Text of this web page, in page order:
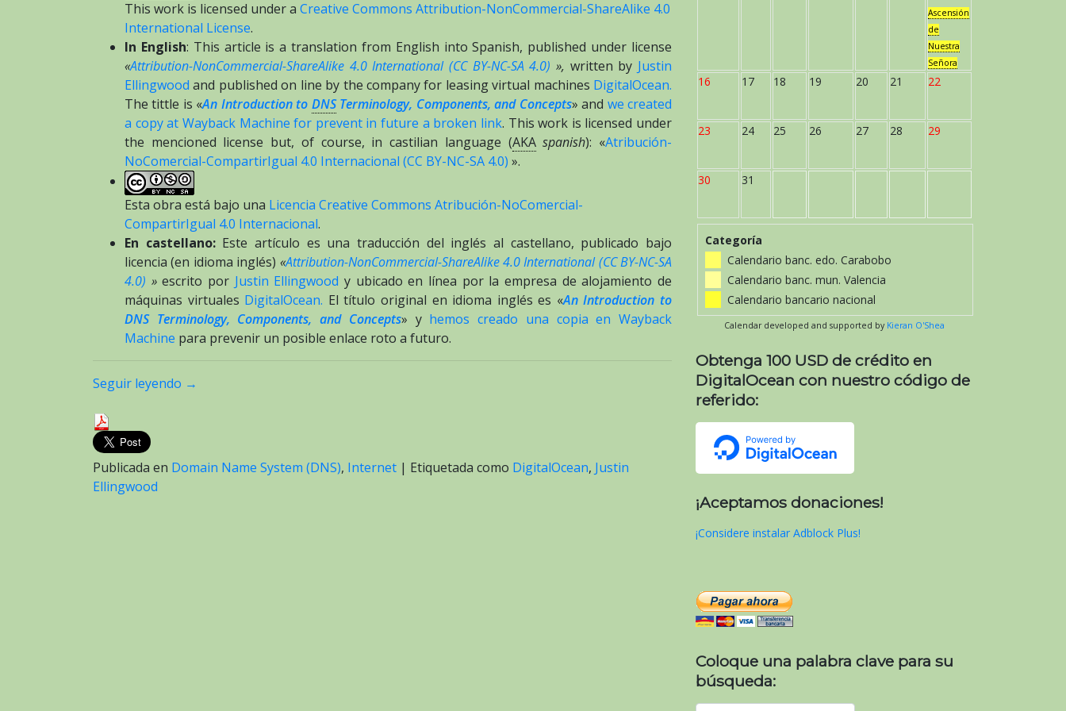
componentes
conceptos
de
DNS»
por
Justin
Ellingwood
This work is licensed under a Creative Commons Attribution-NonCommercial-ShareAlike 4.0
International License.
In English: This article is a translation from English into Spanish, published under license
«Attribution-NonCommercial-ShareAlike 4.0 International (CC BY-NC-SA 4.0) », written by Justin
Ellingwood and published on line by the company for leasing virtual machines DigitalOcean.
The tittle is «An Introduction to DNSTerminology, Components, and Concepts» and we created
a copy at Wayback Machine for prevent in future a broken link. This work is licensed under
the mencioned license but, of course, in castilian language (AKA spanish): «Atribución-
NoComercial-CompartirIgual 4.0 Internacional (CC BY-NC-SA 4.0) ».
Esta obra está bajo una Licencia Creative Commons Atribución-NoComercial-
CompartirIgual 4.0 Internacional.
En castellano: Este artículo es una traducción del inglés al castellano, publicado bajo
licencia (en idioma inglés) «Attribution-NonCommercial-ShareAlike 4.0 International (CC BY-NC-SA
4.0) »escrito por Justin Ellingwood y ubicado en línea por la empresa de alojamiento de
máquinas virtuales DigitalOcean. El título original en idioma inglés es «An Introduction to
DNS Terminology, Components, and Concepts» y hemos creado una copia en Wayback
Machine para prevenir un posible enlace roto a futuro.
Seguir leyendo →
Publicada en Domain Name System (DNS), Internet | Etiquetada como DigitalOcean, Justin
Ellingwood
Ascensión
de
Nuestra
Señora
16 17 18 19 20 21 22
23 24 25 26 27 28 29
30 31
Categoría
Calendario banc. edo. Carabobo
Calendario banc. mun. Valencia
Calendario bancario nacional
Calendar developed and supported by Kieran O'Shea
Obtenga 100 USD de crédito en
DigitalOcean con nuestro código de
referido:
¡Aceptamos donaciones!
¡Considere instalar Adblock Plus!
Coloque una palabra clave para su
búsqueda: